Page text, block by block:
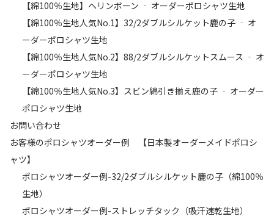
【綿100％生地】ヘリンボーン ‐ オーダーポロシャツ生地
【綿100％生地人気No.1】32/2ダブルシルケット鹿の子 ‐ オ
ーダーポロシャツ生地
【綿100％生地人気No.2】88/2ダブルシルケットスムース ‐ オ
ーダーポロシャツ生地
【綿100％生地人気No.3】スビン綿引き揃え鹿の子 ‐ オーダー
ポロシャツ生地
お問い合わせ
お客様のポロシャツオーダー例 【日本製オーダーメイドポロシ
ャツ】
ポロシャツオーダー例-32/2ダブルシルケット鹿の子（綿100％
生地）
ポロシャツオーダー例-ストレッチタック（吸汗速乾生地）